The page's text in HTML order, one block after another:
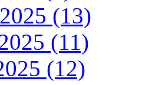
(13)
(11)
(12)